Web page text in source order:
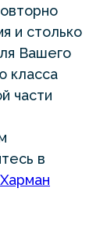
и столько
Вашего
класса
части
в